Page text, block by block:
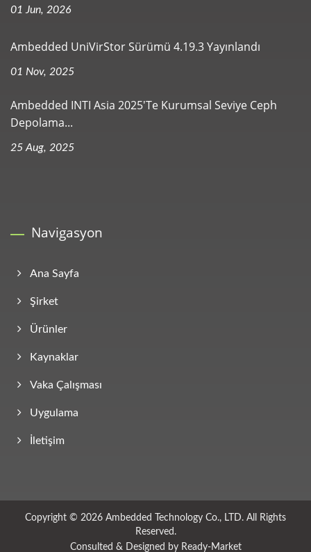
01 Jun, 2026
Ambedded UniVirStor Sürümü 4.19.3 Yayınlandı
01 Nov, 2025
Ambedded INTI Asia 2025'te Kurumsal Seviye Ceph
Depolama...
25 Aug, 2025
Navigasyon
Ana Sayfa
Şirket
Ürünler
Kaynaklar
Vaka Çalışması
Uygulama
İletişim
Copyright © 2026 Ambedded Technology Co., LTD. All Rights
Reserved.
Consulted & Designed by Ready-Market